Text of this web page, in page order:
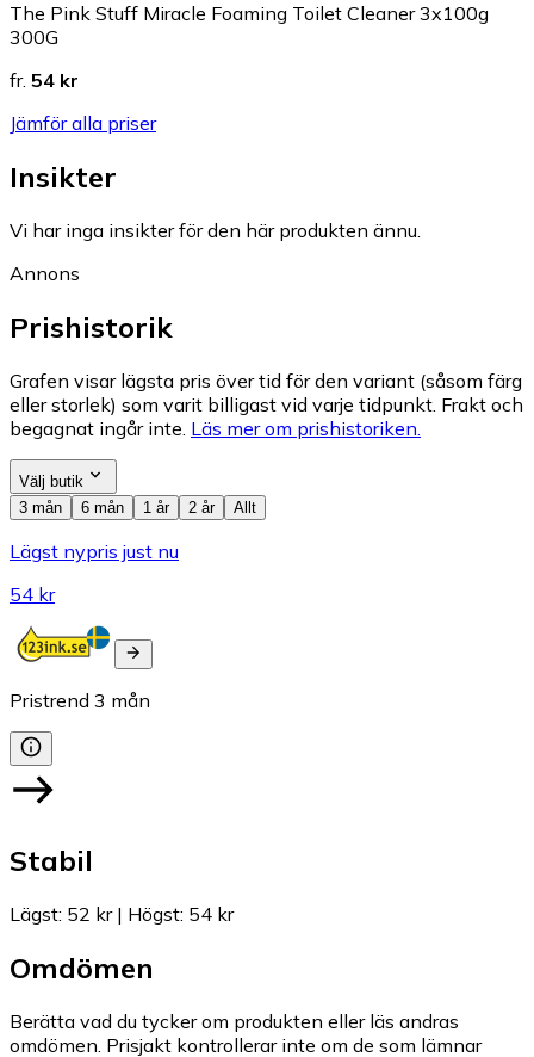
The Pink Stuff Miracle Foaming Toilet Cleaner 3x100g
300G
fr. 54 kr
Jämför alla priser
Insikter
Vi har inga insikter för den här produkten ännu.
Annons
Prishistorik
Grafen visar lägsta pris över tid för den variant (såsom färg
eller storlek) som varit billigast vid varje tidpunkt. Frakt och
begagnat ingår inte. Läs mer om prishistoriken.
Välj butik
3 mån
6 mån 1 år 2 år Allt
Lägst nypris just nu
54 kr
Pristrend 3 mån
Stabil
Lägst: 52 kr| Högst: 54 kr
Omdömen
Berätta vad du tycker om produkten eller läs andras
omdömen. Prisjakt kontrollerar inte om de som lämnar